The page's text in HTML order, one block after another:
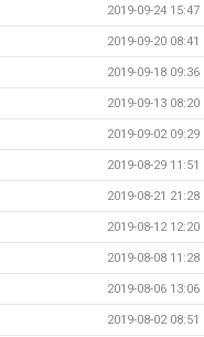
2019-09-24 15:47
2019-09-20 08:41
2019-09-18 09:36
2019-09-13 08:20
2019-09-02 09:29
2019-08-29 11:51
2019-08-21 21:28
2019-08-12 12:20
2019-08-08 11:28
2019-08-06 13:06
2019-08-02 08:51